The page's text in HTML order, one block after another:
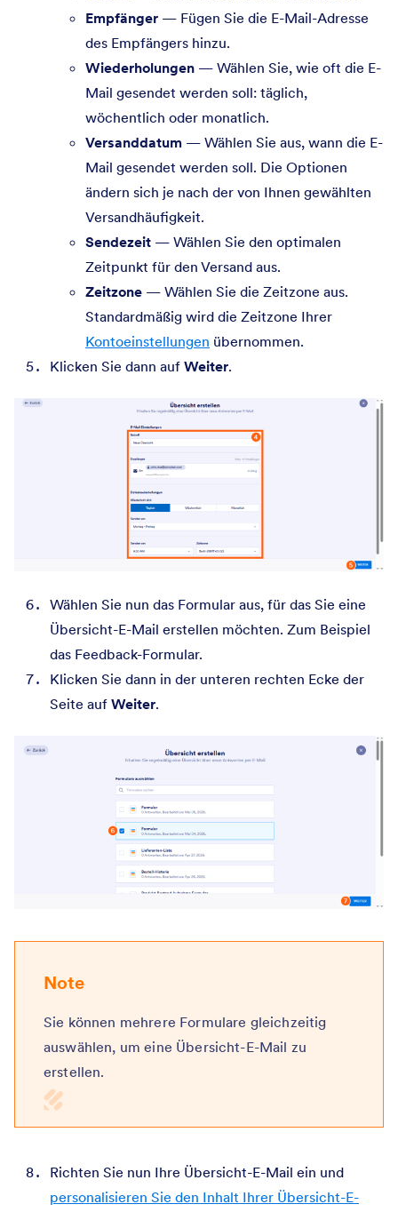
Empfänger — Fügen Sie die E-Mail-Adresse
des Empfängers hinzu.
Wiederholungen — Wählen Sie, wie oft die E-
Mail gesendet werden soll: täglich,
wöchentlich oder monatlich.
Versanddatum — Wählen Sie aus, wann die E-
Mail gesendet werden soll. Die Optionen
ändern sich je nach der von Ihnen gewählten
Versandhäufigkeit.
Sendezeit — Wählen Sie den optimalen
Zeitpunkt für den Versand aus.
Zeitzone — Wählen Sie die Zeitzone aus.
Standardmäßig wird die Zeitzone Ihrer
Kontoeinstellungen übernommen.
Klicken Sie dann auf Weiter.
Wählen Sie nun das Formular aus, für das Sie eine
Übersicht-E-Mail erstellen möchten. Zum Beispiel
das Feedback-Formular.
Klicken Sie dann in der unteren rechten Ecke der
Seite auf Weiter.
Note
Sie können mehrere Formulare gleichzeitig
auswählen, um eine Übersicht-E-Mail zu
erstellen.
Richten Sie nun Ihre Übersicht-E-Mail ein und
personalisieren Sie den Inhalt Ihrer Übersicht-E-